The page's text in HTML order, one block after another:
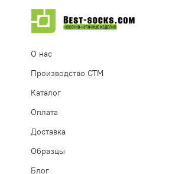
О нас
Производство СТМ
Каталог
Оплата
Доставка
Образцы
Блог